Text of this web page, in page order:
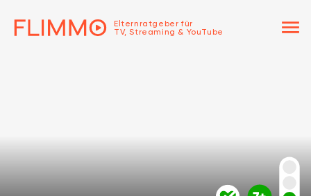
Elternratgeber für
TV, Streaming & YouTube
menu